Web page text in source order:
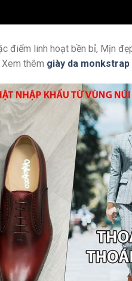
điểm linh hoạt bền bỉ, Mịn
thêm giày da monkstrap